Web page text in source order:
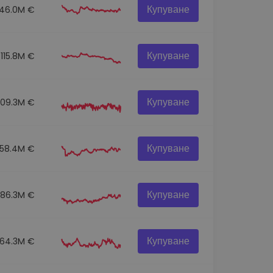
€ Купуване
115.8M € Купуване
€ Купуване
58.4M € Купуване
€ Купуване
64.3M € Купуване